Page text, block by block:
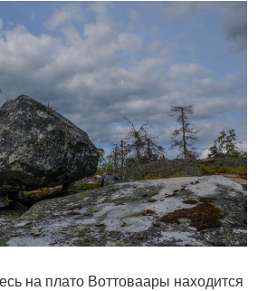
на плато Воттоваары находится